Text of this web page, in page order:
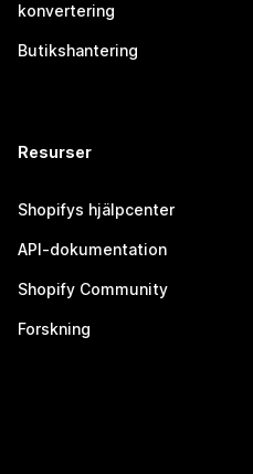
konvertering
Butikshantering
Resurser
Shopifys hjälpcenter
API-dokumentation
Shopify Community
Forskning